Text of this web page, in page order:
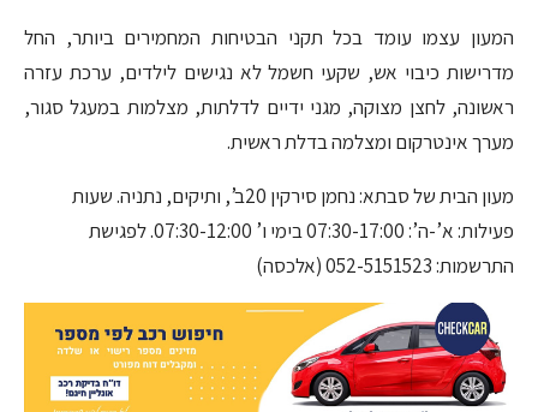
המעון עצמו עומד בכל תקני הבטיחות המחמירים ביותר, החל
מדרישות כיבוי אש, שקעי חשמל לא נגישים לילדים, ערכת עזרה
ראשונה, לחצן מצוקה, מגני ידיים לדלתות, מצלמות במעגל סגור,
מערך אינטרקום ומצלמה בדלת ראשית.
מעון הבית של סבתא: נחמן סירקין 20ב’, ותיקים, נתניה. שעות
פעילות: א’-ה’: 07:30-17:00 בימי ו’ 07:30-12:00. לפגישת
התרשמות: 052-5151523 (אלכסה)